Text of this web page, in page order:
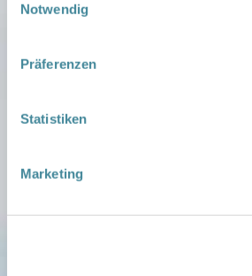
Notwendig
Präferenzen
Statistiken
Marketing
Weitere Infos:
iCal•Google Calendar
Mitmachen
Infos für Familien